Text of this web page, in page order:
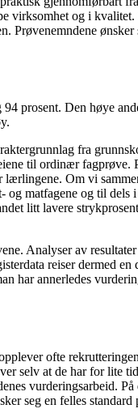
virksomhet og i
Prøvenemndene
prosent. Den høye
fra
til ordinær fagprøve.
Om vi
og matfagene og til dels
litt lavere
Analyser av
reiser dermed
har annerledes
ofte
selv at de har for lite
vurderingsarbeid.
seg en felles